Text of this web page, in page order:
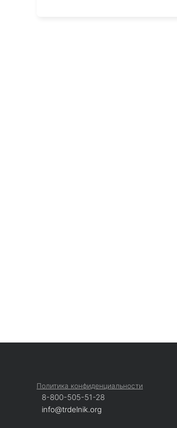
Политика конфиденциальности
8-800-505-51-28
info@trdelnik.org